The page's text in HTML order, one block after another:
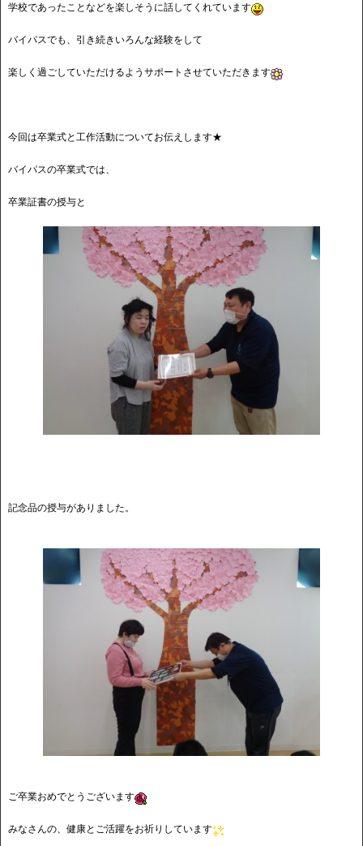
学校であったことなどを楽しそうに話してくれています
バイパスでも、引き続きいろんな経験をして
楽しく過ごしていただけるようサポートさせていただきます
今回は卒業式と工作活動についてお伝えします★
バイパスの卒業式では、
卒業証書の授与と
記念品の授与がありました。
ご卒業おめでとうございます
みなさんの、健康とご活躍をお祈りしています